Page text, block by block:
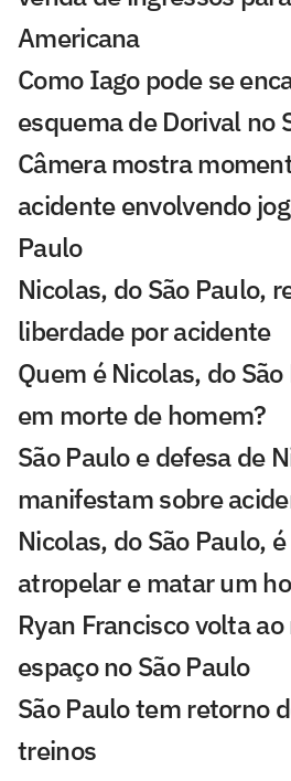
Americana
Como Iago pode se
esquema de Dorival no
Câmera mostra
acidente envolvendo
Paulo
Nicolas, do São Paulo,
liberdade por acidente
Quem é Nicolas, do
em morte de homem?
São Paulo e defesa de
manifestam sobre
Nicolas, do São Paulo,
atropelar e matar um
Ryan Francisco volta
espaço no São Paulo
São Paulo tem retorno
treinos